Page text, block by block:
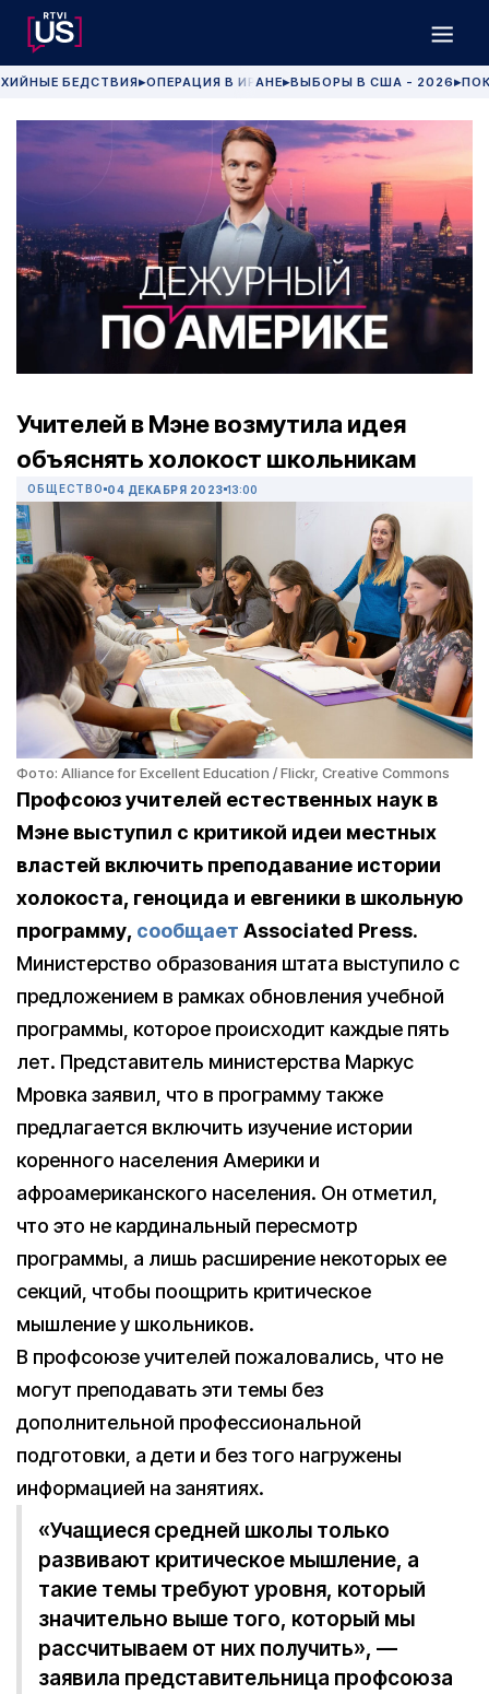
БЕДСТВИЯ▶ОПЕРАЦИЯ В ИРАНЕ▶ВЫБОРЫ В США - 2026 ▶
Учителей в Мэне возмутила идея
объяснять холокост школьникам
ОБЩЕСТВО 04 ДЕКАБРЯ 2023 13:00
Фото: Alliance for Excellent Education / Flickr, Creative Commons
Профсоюз учителей естественных наук в
Мэне выступил с критикой идеи местных
властей включить преподавание истории
холокоста, геноцида и евгеники в школьную
программу, сообщает Associated Press.
Министерство образования штата выступило с
предложением в рамках обновления учебной
программы, которое происходит каждые пять
лет. Представитель министерства Маркус
Мровка заявил, что в программу также
предлагается включить изучение истории
коренного населения Америки и
афроамериканского населения. Он отметил,
что это не кардинальный пересмотр
программы, а лишь расширение некоторых ее
секций, чтобы поощрить критическое
мышление у школьников.
В профсоюзе учителей пожаловались, что не
могут преподавать эти темы без
дополнительной профессиональной
подготовки, а дети и без того нагружены
информацией на занятиях.
«Учащиеся средней школы только
развивают критическое мышление, а
такие темы требуют уровня, который
значительно выше того, который мы
рассчитываем от них получить», —
заявила представительница профсоюза